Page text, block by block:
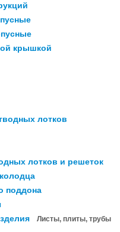
крышкой
лотков
лотков и решеток
поддона
Листы, плиты, трубы